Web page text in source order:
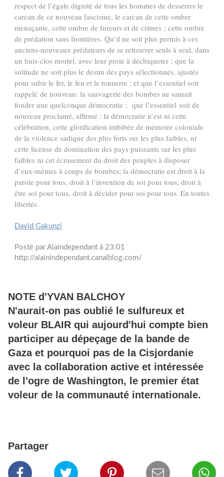
respect de l’égale dignité de tous les hommes de desserrer le
carcan de ce nouveau fascisme, le carcan de cette ombre
menaçante, cette ombre de fureurs et de crimes ; cette ombre
de prédation sans frontières. Qu’il ne soit plus permis à ces
anciens-nouveaux prédateurs de se retrouver seuls à seul, dans
un huis-clos mortel, avec leur proie à déchiqueter ; que la
solitude ne soit plus le destin des pays sélectionnés, ajustés
pour subir le fer, le feu et le tonnerre ; et que l’essentiel soit
rappelé de nouveau: la sauvagerie des bombes ne saurait
fonder une quelconque démocratie ; que l’essentiel soit de
nouveau proclamé, affirmé : la démocratie n’est ni cette
célébration, cette glorification imbibée de mémoire coloniale
de la violence sadique des plus forts sur les plus faibles, ni
cette license de domination des pays puissants sur les plus
faibles ni cet écrasement du droit des peuples à disposer
d’eux-mêmes à coups de bombes; la démocratie est droit à la
parole pour tous, droit à l’invention de soi pour tous, droit à
être soi pour tous, droit à décider pour soi pour tous. En toutes
libertés.
David Gakunzi
Posté par Alaindependant à 23:01
http://alainindependant.canalblog.com/
NOTE d'YVAN BALCHOY
N'aurait-on pas oublié le sulfureux et
voleur BLAIR qui aujourd'hui compte bien
participer au dépeçage de la bande de
Gaza et pourquoi pas de la Cisjordanie
avec la collaboration active et intéressée
de l'ogre de Washington, le premier état
voleur de la communauté internationale.
Partager